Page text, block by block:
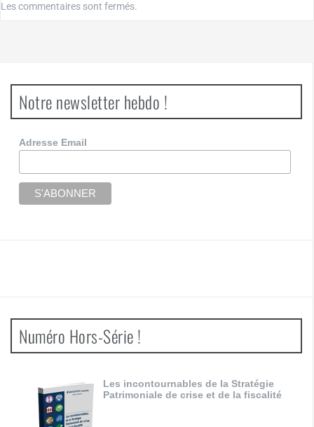
Les commentaires sont fermés.
Notre newsletter hebdo !
Adresse Email
Numéro Hors-Série !
Les incontournables de la Stratégie
Patrimoniale de crise et de la fiscalité